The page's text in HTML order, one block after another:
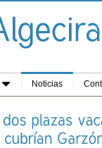
Noticias